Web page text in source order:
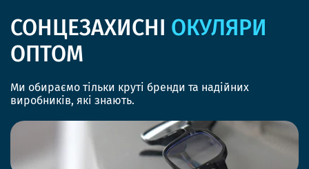
СОНЦЕЗАХИСНІ ОКУЛЯРИ
ОПТОМ
Ми обираємо тільки круті бренди та надійних
виробників, які знають.